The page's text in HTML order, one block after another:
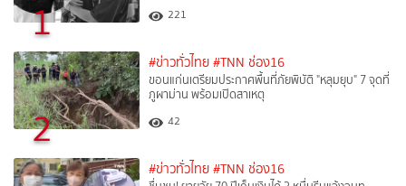
1 221
2
#ข่าวทั่วไทย #TNN ช่อง16
ขอนแก่นเตรียมประกาศพื้นที่ภัยพิบัติ "หลุมยุบ" 7 จุดที่
ภูผาม่าน พร้อมเปิดสาเหตุ
42
#ข่าวทั่วไทย #TNN ช่อง16